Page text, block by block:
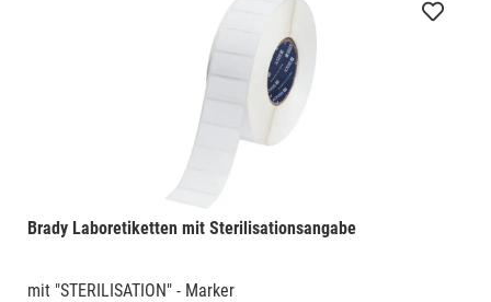
Brady Laboretiketten mit Sterilisationsangabe
mit "STERILISATION" - Marker